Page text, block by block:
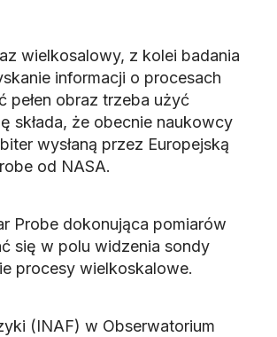
wielkosalowy, z kolei badania
informacji o procesach
pełen obraz trzeba użyć
składa, że obecnie naukowcy
wysłaną przez Europejską
od NASA.
Probe dokonująca pomiarów
się w polu widzenia sondy
procesy wielkoskalowe.
(INAF) w Obserwatorium